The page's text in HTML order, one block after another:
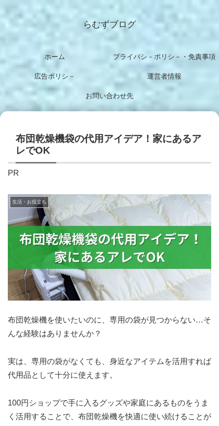
らむずブログ
ホーム プライバシ－ポリシ－・免責事項
広告ポリシ－ 運営者情報
お問い合わせ先
布団乾燥機袋の代用アイデア！家にあるア
レでOK
PR
生活・お役立ち
布団乾燥機を使いたいのに、専用の袋が見つからない…そ
んな経験はありませんか？
実は、専用の袋がなくても、身近なアイテムを活用すれば
代用品として十分に使えます。
100円ショップで手に入るグッズや家庭にあるものをうま
く活用することで、布団乾燥機を快適に使い続けることが